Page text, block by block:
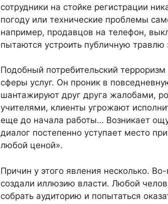
сотрудники на стойке регистрации
погоду или технические проблемы
например, продавцов на телефон,
пытаются устроить публичную
Подобный потребительский
сферы услуг. Он проник в
шантажируют друг друга жалобами,
учителями, клиенты угрожают
еще до начала работы… Возникает
диалог постепенно уступает место
любой ценой».
Причин у этого явления несколько.
создали иллюзию власти. Любой
собрать аудиторию и попытаться